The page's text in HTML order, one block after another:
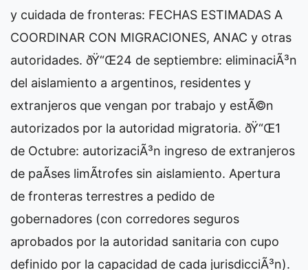
y cuidada de fronteras: FECHAS ESTIMADAS A
COORDINAR CON MIGRACIONES, ANAC y otras
autoridades. ðŸ“Œ24 de septiembre: eliminaciÃ³n
del aislamiento a argentinos, residentes y
extranjeros que vengan por trabajo y estÃ©n
autorizados por la autoridad migratoria. ðŸ“Œ1
de Octubre: autorizaciÃ³n ingreso de extranjeros
de paÃ­ses limÃ­trofes sin aislamiento. Apertura
de fronteras terrestres a pedido de
gobernadores (con corredores seguros
aprobados por la autoridad sanitaria con cupo
definido por la capacidad de cada jurisdicciÃ³n).